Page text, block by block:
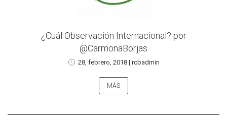
¿Cuál Observación Internacional? por
@CarmonaBorjas
28, febrero, 2018| rcbadmin
MÁS